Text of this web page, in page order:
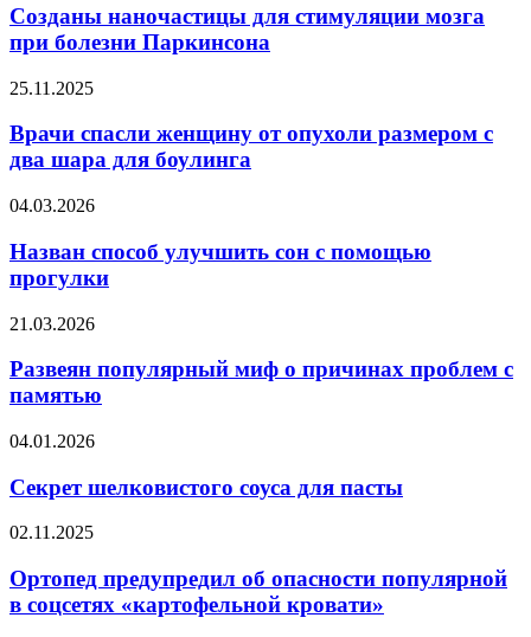
для
стимуляции
мозга
болезни
Созданы наночастицы для стимуляции мозга
при болезни Паркинсона
Врачи
женщину
от
опухоли
с
шара
для
25.11.2025
Врачи спасли женщину от опухоли размером с
два шара для боулинга
Назван
улучшить
сон
с
прогулки
04.03.2026
Назван способ улучшить сон с помощью
прогулки
Развеян
миф
причинах
с
21.03.2026
Развеян популярный миф о причинах проблем с
памятью
Секрет
соуса
для
пасты
04.01.2026
Секрет шелковистого соуса для пасты
Ортопед
об
опасности
популярной
02.11.2025
Ортопед предупредил об опасности популярной
в соцсетях «картофельной кровати»